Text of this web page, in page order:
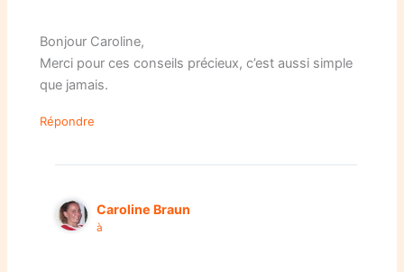
Bonjour Caroline,
Merci pour ces conseils précieux, c’est aussi simple
que jamais.
Répondre
Caroline Braun
à